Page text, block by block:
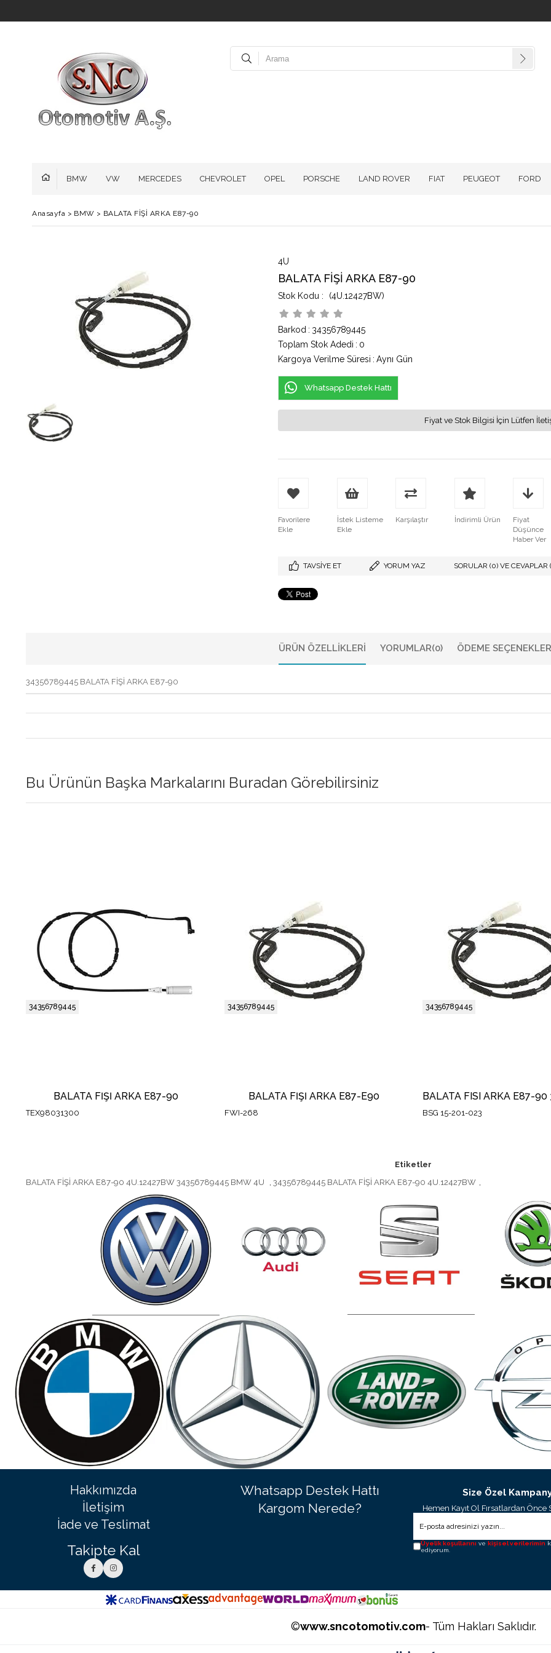
BMW VW MERCEDES CHEVROLET OPEL PORSCHE LAND ROVER FIAT PEUGEOT FORD
Anasayfa > BMW > BALATA FİŞİ ARKA E87-90
4U
BALATA FİŞİ ARKA E87-90
(4U.12427BW)
Barkod : 34356789445
Toplam Stok Adedi : 0
Kargoya Verilme Süresi : Aynı Gün
Whatsapp Destek Hattı
Fiyat ve Stok Bilgisi İçin Lütfen
Favorilere
Ekle
İstek Listeme
Ekle
Karşılaştır İndirimli Ürün
Fiyat
Düşünce
Haber Ver
TAVSIYE ET YORUM YAZ SORULAR (0) VE CEVAPLAR
ÜRÜN ÖZELLIKLERI YORUMLAR(0) ÖDEME
34356789445 BALATA FİŞİ ARKA E87-90
Bu Ürünün Başka Markalarını Buradan Görebilirsiniz
BALATA FİŞİ ARKA E87-90
TEX98031300
34356789445
BALATA FİŞİ ARKA E87-E90
FWI-268
34356789445
BSG 15-201-023
34356789445
Etiketler
BALATA FİŞİ ARKA E87-90 4U.12427BW 34356789445 BMW 4U
34356789445 BALATA FİŞİ ARKA E87-90 4U.12427BW
Hakkımızda
İletişim
İade ve Teslimat
Takipte Kal
Whatsapp Destek Hattı
Kargom Nerede?
Size Özel
Hemen Kayıt Ol Fırsatlardan Önce
Üyelik koşullarını vekişisel verilerimin
ediyorum.
©www.sncotomotiv.com- Tüm Hakları Saklıdır.